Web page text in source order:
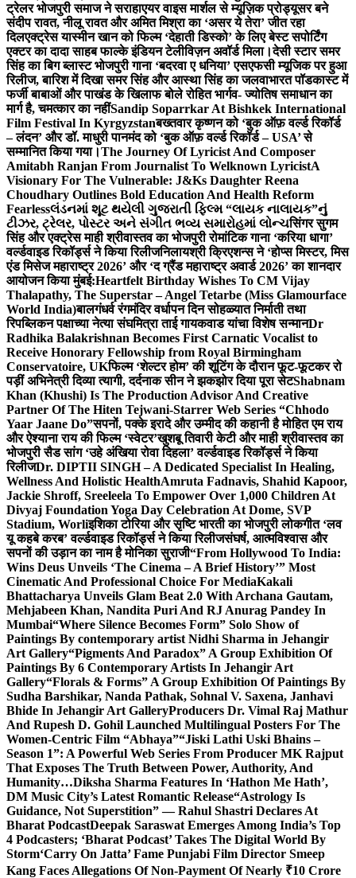
ट्रेलर भोजपुरी समाज ने सराहाएयर वाइस मार्शल से म्यूज़िक प्रोड्यूसर बने
संदीप रावत, नीलू रावत और अमित मिश्रा का ‘असर ये तेरा’ जीत रहा
दिलएक्ट्रेस यास्मीन खान को फिल्म ‘देहाती डिस्को’ के लिए बेस्ट सपोर्टिंग
एक्टर का दादा साहब फाल्के इंडियन टेलीविज़न अवॉर्ड मिला।देसी स्टार समर
सिंह का बिग ब्लास्ट भोजपुरी गाना ‘बदरवा ए धनिया’ एसएफसी म्यूजिक पर हुआ
रिलीज, बारिश में दिखा समर सिंह और आस्था सिंह का जलवाभारत पॉडकास्ट में
फर्जी बाबाओं और पाखंड के खिलाफ बोले रोहित भार्गव- ज्योतिष समाधान का
मार्ग है, चमत्कार का नहींSandip Soparrkar At Bishkek International
Film Festival In Kyrgyzstanबख्तवार कृष्णन को ‘बुक ऑफ़ वर्ल्ड रिकॉर्ड
– लंदन’ और डॉ. माधुरी पानमंद को ‘बुक ऑफ़ वर्ल्ड रिकॉर्ड – USA’ से
सम्मानित किया गया।The Journey Of Lyricist And Composer
Amitabh Ranjan From Journalist To Welknown LyricistA
Visionary For The Vulnerable: J&Ks Daughter Reena
Choudhary Outlines Bold Education And Health Reform
Fearlessલંડનમાં શૂટ થયેલી ગુજરાતી ફિલ્મ “લાયક નાલાયક”નું
ટીઝર, ટ્રેલર, પોસ્ટર અને સંગીત ભવ્ય સમારોહમાં લોન્ચसिंगर सुगम
सिंह और एक्ट्रेस माही श्रीवास्तव का भोजपुरी रोमांटिक गाना ‘करिया धागा’
वर्ल्डवाइड रिकॉर्ड्स ने किया रिलीजनिलायश्री क्रिएशन्स ने ‘होप्स मिस्टर, मिस
एंड मिसेज महाराष्ट्र 2026’ और ‘द ग्रैंड महाराष्ट्र अवार्ड 2026’ का शानदार
आयोजन किया मुंबई:Heartfelt Birthday Wishes To CM Vijay
Thalapathy, The Superstar – Angel Tetarbe (Miss Glamourface
World India)बालगंधर्व रंगमंदिर वर्धापन दिन सोहळ्यात निर्माती तथा
रिपब्लिकन पक्षाच्या नेत्या संघमित्रा ताई गायकवाड यांचा विशेष सन्मानDr
Radhika Balakrishnan Becomes First Carnatic Vocalist to
Receive Honorary Fellowship from Royal Birmingham
Conservatoire, UKफिल्म ‘शेल्टर होम’ की शूटिंग के दौरान फूट-फूटकर रो
पड़ीं अभिनेत्री दिव्या त्यागी, दर्दनाक सीन ने झकझोर दिया पूरा सेटShabnam
Khan (Khushi) Is The Production Advisor And Creative
Partner Of The Hiten Tejwani-Starrer Web Series “Chhodo
Yaar Jaane Do”सपनों, पक्के इरादे और उम्मीद की कहानी है मोहित एम राय
और ऐश्याना राय की फिल्म ‘स्वेटर’खुशबू तिवारी केटी और माही श्रीवास्तव का
भोजपुरी सैड सांग ‘उहे अंखिया रोवा दिहला’ वर्ल्डवाइड रिकॉर्ड्स ने किया
रिलीजDr. DIPTII SINGH – A Dedicated Specialist In Healing,
Wellness And Holistic HealthAmruta Fadnavis, Shahid Kapoor,
Jackie Shroff, Sreeleela To Empower Over 1,000 Children At
Divyaj Foundation Yoga Day Celebration At Dome, SVP
Stadium, Worliइशिका टोरिया और सृष्टि भारती का भोजपुरी लोकगीत ‘लव
यू कहबे करब’ वर्ल्डवाइड रिकॉर्ड्स ने किया रिलीजसंघर्ष, आत्मविश्वास और
सपनों की उड़ान का नाम है मोनिका सुराजी“From Hollywood To India:
Wins Deus Unveils ‘The Cinema – A Brief History’” Most
Cinematic And Professional Choice For MediaKakali
Bhattacharya Unveils Glam Beat 2.0 With Archana Gautam,
Mehjabeen Khan, Nandita Puri And RJ Anurag Pandey In
Mumbai“Where Silence Becomes Form” Solo Show of
Paintings By contemporary artist Nidhi Sharma in Jehangir
Art Gallery“Pigments And Paradox” A Group Exhibition Of
Paintings By 6 Contemporary Artists In Jehangir Art
Gallery“Florals & Forms” A Group Exhibition Of Paintings By
Sudha Barshikar, Nanda Pathak, Sohnal V. Saxena, Janhavi
Bhide In Jehangir Art GalleryProducers Dr. Vimal Raj Mathur
And Rupesh D. Gohil Launched Multilingual Posters For The
Women-Centric Film “Abhaya”“Jiski Lathi Uski Bhains –
Season 1”: A Powerful Web Series From Producer MK Rajput
That Exposes The Truth Between Power, Authority, And
Humanity…Diksha Sharma Features In ‘Hathon Me Hath’,
DM Music City’s Latest Romantic Release“Astrology Is
Guidance, Not Superstition” — Rahul Shastri Declares At
Bharat PodcastDeepak Saraswat Emerges Among India’s Top
4 Podcasters; ‘Bharat Podcast’ Takes The Digital World By
Storm‘Carry On Jatta’ Fame Punjabi Film Director Smeep
Kang Faces Allegations Of Non-Payment Of Nearly ₹10 Crore